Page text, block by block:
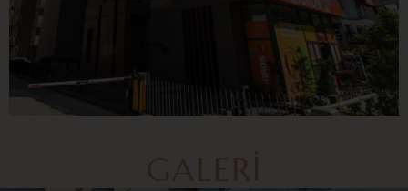
GALERI